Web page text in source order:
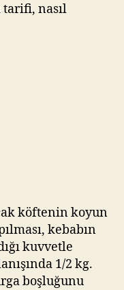
tarifi, nasıl
köftenin koyun
kebabın
kuvvetle
1/2 kg.
boşluğunu